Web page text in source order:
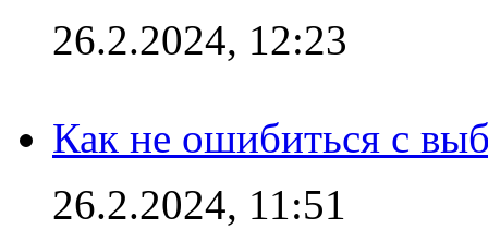
26.2.2024, 12:23
Как не ошибиться с
26.2.2024, 11:51